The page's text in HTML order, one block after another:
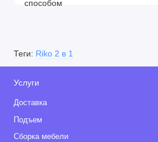
Теги: Riko 2 в 1
Услуги
Доставка
Подъем
Сборка мебели